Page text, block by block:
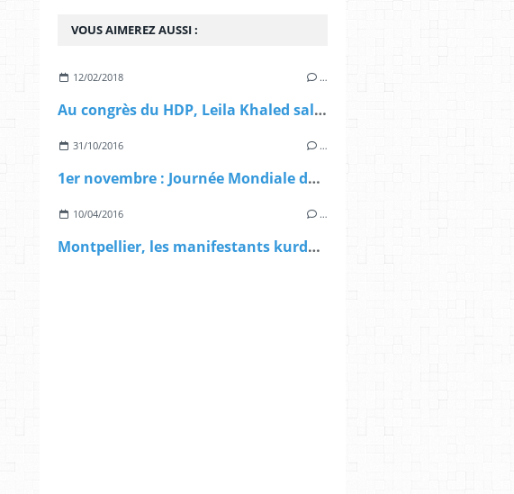
VOUS AIMEREZ AUSSI :
12/02/2018 …
Au congrès du HDP, Leila Khaled salue la résistance du peuple kurde !
31/10/2016 …
1er novembre : Journée Mondiale de Soutien pour Kobanê !
10/04/2016 …
Montpellier, les manifestants kurdes attaqués par des nationalistes turcs.